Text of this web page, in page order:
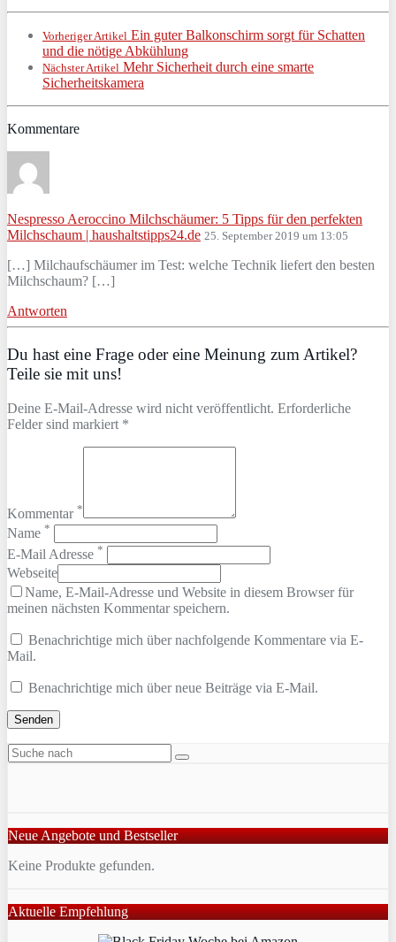
Vorheriger Artikel Ein guter Balkonschirm sorgt für Schatten
und die nötige Abkühlung
Nächster Artikel Mehr Sicherheit durch eine smarte
Sicherheitskamera
Kommentare
Nespresso Aeroccino Milchschäumer: 5 Tipps für den perfekten
Milchschaum | haushaltstipps24.de 25. September 2019 um 13:05
[…] Milchaufschäumer im Test: welche Technik liefert den besten
Milchschaum? […]
Antworten
Du hast eine Frage oder eine Meinung zum Artikel?
Teile sie mit uns!
Deine E-Mail-Adresse wird nicht veröffentlicht. Erforderliche
Felder sind markiert *
Kommentar *
Name *
E-Mail Adresse *
Webseite
Name, E-Mail-Adresse und Website in diesem Browser für
meinen nächsten Kommentar speichern.
Benachrichtige mich über nachfolgende Kommentare via E-
Mail.
Benachrichtige mich über neue Beiträge via E-Mail.
Neue Angebote und Bestseller
Keine Produkte gefunden.
Aktuelle Empfehlung